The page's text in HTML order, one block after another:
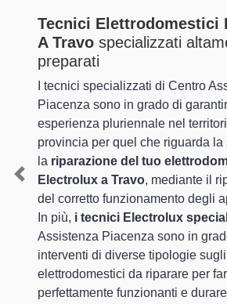
Tecnici Elettrodomestici
A Travo specializzati
preparati
I tecnici specializzati di Centro
Piacenza sono in grado di
esperienza pluriennale nel
provincia per quel che riguarda
la riparazione del tuo
Electrolux a Travo, mediante il
del corretto funzionamento degli
In più, i tecnici Electrolux
Assistenza Piacenza sono in
interventi di diverse tipologie sugli
elettrodomestici da riparare per
perfettamente funzionanti e
Previous